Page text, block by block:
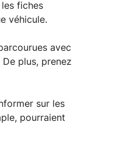
fiches
véhicule.
avec
plus, prenez
sur les
pourraient